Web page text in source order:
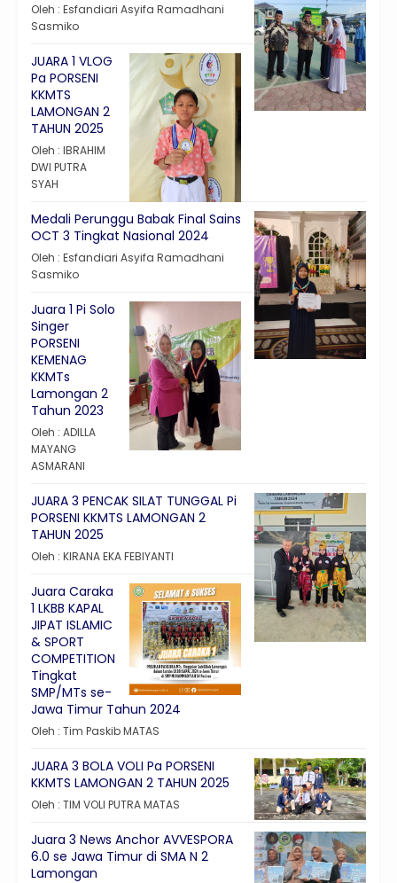
Oleh : Esfandiari Asyifa Ramadhani
Sasmiko
JUARA 1 VLOG
Pa PORSENI
KKMTS
LAMONGAN 2
TAHUN 2025
Oleh : IBRAHIM
DWI PUTRA
SYAH
Medali Perunggu Babak Final Sains
OCT 3 Tingkat Nasional 2024
Oleh : Esfandiari Asyifa Ramadhani
Sasmiko
Juara 1 Pi Solo
Singer
PORSENI
KEMENAG
KKMTs
Lamongan 2
Tahun 2023
Oleh : ADILLA
MAYANG
ASMARANI
JUARA 3 PENCAK SILAT TUNGGAL Pi
PORSENI KKMTS LAMONGAN 2
TAHUN 2025
Oleh : KIRANA EKA FEBIYANTI
Juara Caraka
1 LKBB KAPAL
JIPAT ISLAMIC
& SPORT
COMPETITION
Tingkat
SMP/MTs se-
Jawa Timur Tahun 2024
Oleh : Tim Paskib MATAS
JUARA 3 BOLA VOLI Pa PORSENI
KKMTS LAMONGAN 2 TAHUN 2025
Oleh : TIM VOLI PUTRA MATAS
Juara 3 News Anchor AVVESPORA
6.0 se Jawa Timur di SMA N 2
Lamongan